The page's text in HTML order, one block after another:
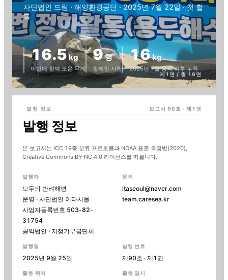
사단법인 드림 · 해양환경공단·2025년 7월 22일· 첫 활
동
16.5kg
이번에 함께 모은 무게
9명
함께한 사람
16kg
2025년 7월 등록이후 누적
제1면 / 총 16면
발행 정보 보고서 90호 · 제 1 권
발행 정보
본 보고서는 ICC 19종 분류 프로토콜과 NOAA 표준 측정법(2020),
Creative Commons BY-NC 4.0 라이선스를 따릅니다.
발행자
모두의 반려해변
운영 · 사단법인 이타서울
사업자등록번호 503-82-
31754
공익법인 · 지정기부금단체
문의
itaseoul@naver.com
team.caresea.kr
발행일
2025년 9월 25일
발행 번호
제90호 · 제1 권
활동 위치 활동 일시